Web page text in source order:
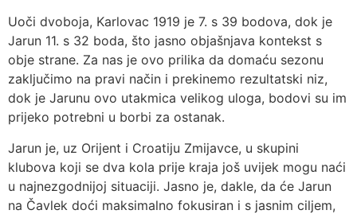
Uoči dvoboja, Karlovac 1919 je 7. s 39 bodova, dok je
Jarun 11. s 32 boda, što jasno objašnjava kontekst s
obje strane. Za nas je ovo prilika da domaću sezonu
zaključimo na pravi način i prekinemo rezultatski niz,
dok je Jarunu ovo utakmica velikog uloga, bodovi su im
prijeko potrebni u borbi za ostanak.
Jarun je, uz Orijent i Croatiju Zmijavce, u skupini
klubova koji se dva kola prije kraja još uvijek mogu naći
u najnezgodnijoj situaciji. Jasno je, dakle, da će Jarun
na Čavlek doći maksimalno fokusiran i s jasnim ciljem,